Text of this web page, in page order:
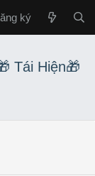
ký
Tái Hiện🎁